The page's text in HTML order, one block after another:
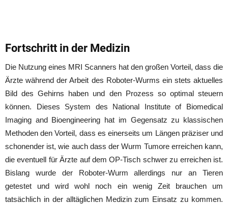
Fortschritt in der Medizin
Die Nutzung eines MRI Scanners hat den großen Vorteil, dass die
Ärzte während der Arbeit des Roboter-Wurms ein stets aktuelles
Bild des Gehirns haben und den Prozess so optimal steuern
können. Dieses System des National Institute of Biomedical
Imaging and Bioengineering hat im Gegensatz zu klassischen
Methoden den Vorteil, dass es einerseits um Längen präziser und
schonender ist, wie auch dass der Wurm Tumore erreichen kann,
die eventuell für Ärzte auf dem OP-Tisch schwer zu erreichen ist.
Bislang wurde der Roboter-Wurm allerdings nur an Tieren
getestet und wird wohl noch ein wenig Zeit brauchen um
tatsächlich in der alltäglichen Medizin zum Einsatz zu kommen.